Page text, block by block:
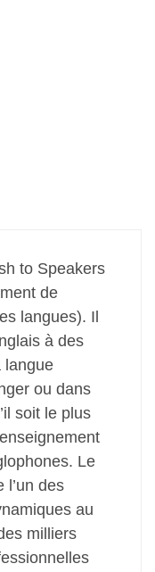
to Speakers
de
langues). Il
à des
langue
ou dans
soit le plus
Le
l’un des
au
milliers